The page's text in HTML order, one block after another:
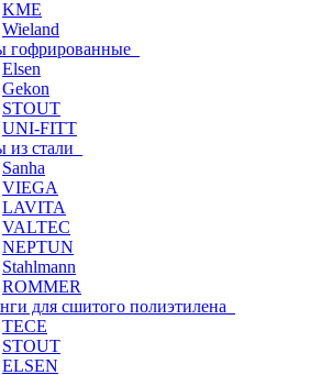
KME
Wieland
гофрированные
Elsen
Gekon
STOUT
UNI-FITT
из стали
Sanha
VIEGA
LAVITA
VALTEC
NEPTUN
Stahlmann
ROMMER
для сшитого полиэтилена
TECE
STOUT
ELSEN